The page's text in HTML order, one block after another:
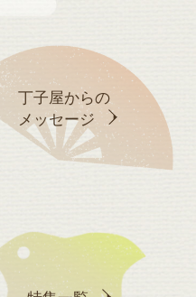
丁子屋からの
メッセージ